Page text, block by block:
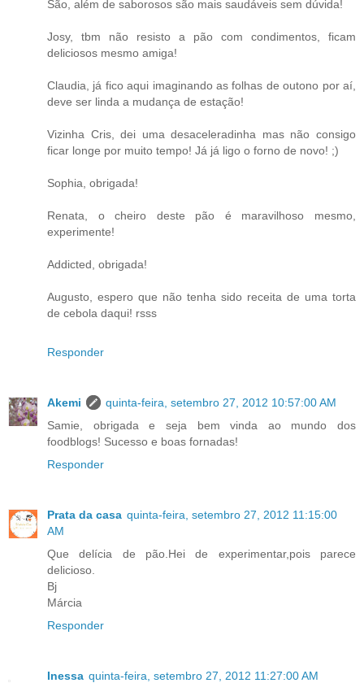
São, além de saborosos são mais saudáveis sem dúvida!
Josy, tbm não resisto a pão com condimentos, ficam
deliciosos mesmo amiga!
Claudia, já fico aqui imaginando as folhas de outono por aí,
deve ser linda a mudança de estação!
Vizinha Cris, dei uma desaceleradinha mas não consigo
ficar longe por muito tempo! Já já ligo o forno de novo! ;)
Sophia, obrigada!
Renata, o cheiro deste pão é maravilhoso mesmo,
experimente!
Addicted, obrigada!
Augusto, espero que não tenha sido receita de uma torta
de cebola daqui! rsss
Responder
Akemi
quinta-feira, setembro 27, 2012 10:57:00 AM
Samie, obrigada e seja bem vinda ao mundo dos
foodblogs! Sucesso e boas fornadas!
Responder
Prata da casa quinta-feira, setembro 27, 2012 11:15:00
AM
Que delícia de pão.Hei de experimentar,pois parece
delicioso.
Bj
Márcia
Responder
Inessa quinta-feira, setembro 27, 2012 11:27:00 AM